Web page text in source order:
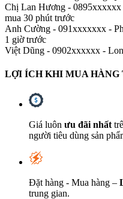
Chị Lan Hương - 0895xxxxxx
mua 30 phút trước
Anh Cường - 091xxxxxxx -
1 giờ trước
Việt Dũng - 0902xxxxxx -
LỢI ÍCH KHI MUA
Giá luôn ưu đãi nhất
người tiêu dùng sản
Đặt hàng - Mua hàng –
trung gian.